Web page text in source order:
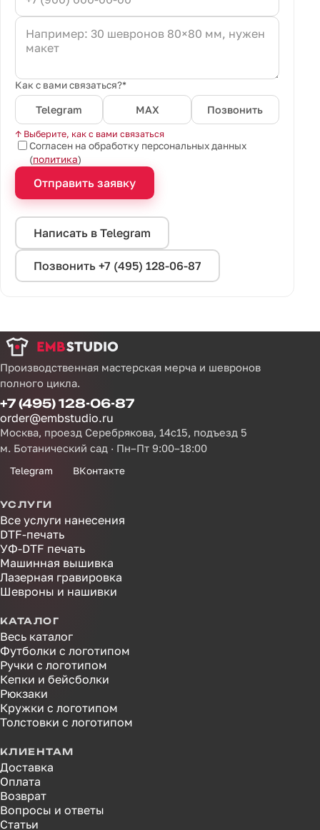
Как с вами связаться?*
Telegram MAX Позвонить
↑ Выберите, как с вами связаться
Согласен на обработку персональных данных
(политика)
Отправить заявку
Написать в Telegram
Позвонить +7 (495) 128-06-87
Производственная мастерская мерча и шевронов
полного цикла.
+7 (495) 128-06-87
order@embstudio.ru
Москва, проезд Серебрякова, 14с15, подъезд 5
м. Ботанический сад · Пн–Пт 9:00–18:00
Telegram ВКонтакте
УСЛУГИ
Все услуги нанесения
DTF-печать
УФ-DTF печать
Машинная вышивка
Лазерная гравировка
Шевроны и нашивки
КАТАЛОГ
Весь каталог
Футболки с логотипом
Ручки с логотипом
Кепки и бейсболки
Рюкзаки
Кружки с логотипом
Толстовки с логотипом
КЛИЕНТАМ
Доставка
Оплата
Возврат
Вопросы и ответы
Статьи